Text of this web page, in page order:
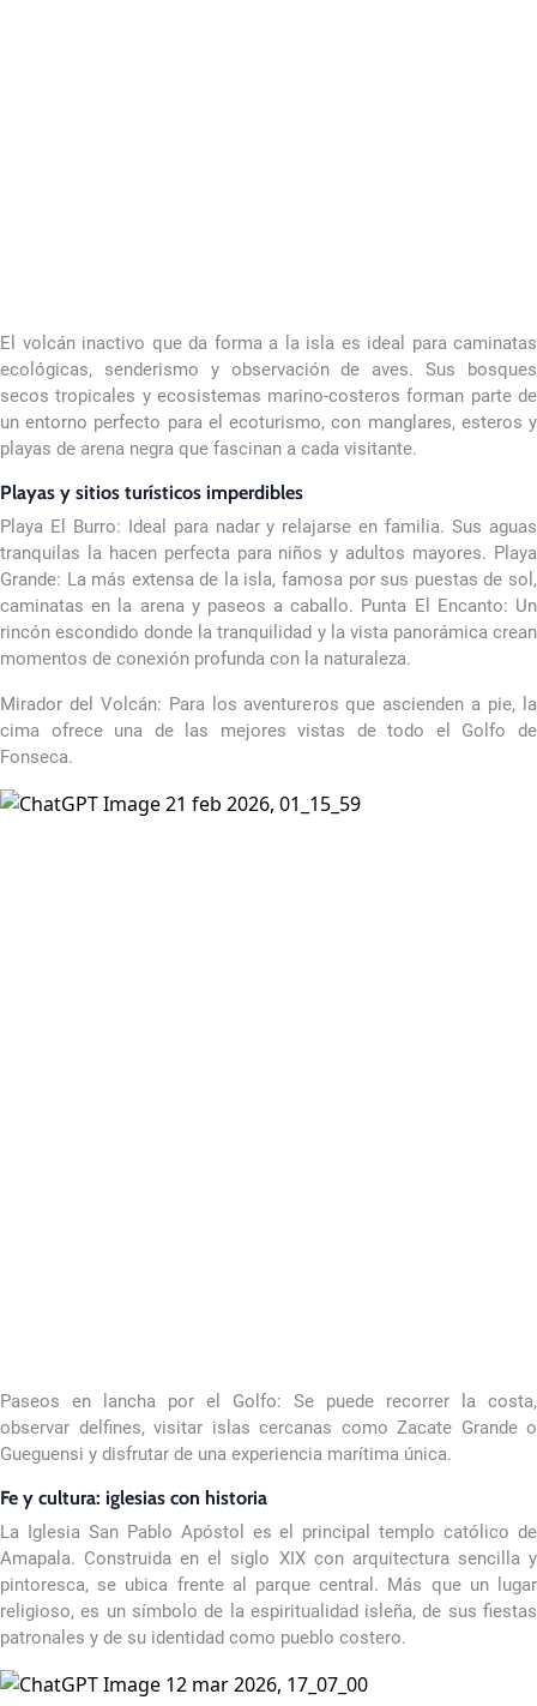
El volcán inactivo que da forma a la isla es ideal para caminatas
ecológicas, senderismo y observación de aves. Sus bosques
secos tropicales y ecosistemas marino-costeros forman parte de
un entorno perfecto para el ecoturismo, con manglares, esteros y
playas de arena negra que fascinan a cada visitante.
Playas y sitios turísticos imperdibles
Playa El Burro: Ideal para nadar y relajarse en familia. Sus aguas
tranquilas la hacen perfecta para niños y adultos mayores. Playa
Grande: La más extensa de la isla, famosa por sus puestas de sol,
caminatas en la arena y paseos a caballo. Punta El Encanto: Un
rincón escondido donde la tranquilidad y la vista panorámica crean
momentos de conexión profunda con la naturaleza.
Mirador del Volcán: Para los aventureros que ascienden a pie, la
cima ofrece una de las mejores vistas de todo el Golfo de
Fonseca.
Paseos en lancha por el Golfo: Se puede recorrer la costa,
observar delfines, visitar islas cercanas como Zacate Grande o
Gueguensi y disfrutar de una experiencia marítima única.
Fe y cultura: iglesias con historia
La Iglesia San Pablo Apóstol es el principal templo católico de
Amapala. Construida en el siglo XIX con arquitectura sencilla y
pintoresca, se ubica frente al parque central. Más que un lugar
religioso, es un símbolo de la espiritualidad isleña, de sus fiestas
patronales y de su identidad como pueblo costero.